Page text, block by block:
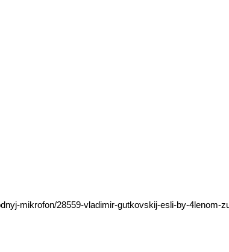
mikrofon/28559-vladimir-gutkovskij-esli-by-4lenom-